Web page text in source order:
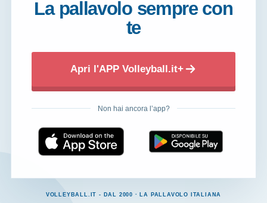
La pallavolo sempre con
te
Apri l'APP Volleyball.it+
Non hai ancora l’app?
VOLLEYBALL.IT - DAL 2000 · LA PALLAVOLO ITALIANA